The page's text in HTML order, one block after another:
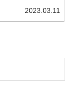
2023.03.11